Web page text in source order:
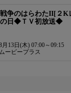
戦争のはらわたII[２
の日◆ＴＶ初放送◆
月13日(木) 07:00～09:15
ムービープラス